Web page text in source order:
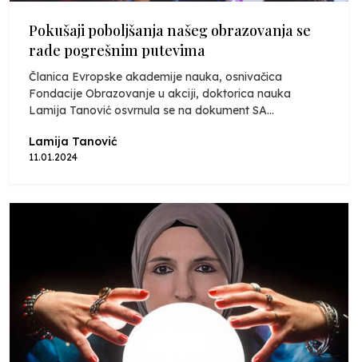
Pokušaji poboljšanja našeg obrazovanja se
rade pogrešnim putevima
Članica Evropske akademije nauka, osnivačica
Fondacije Obrazovanje u akciji, doktorica nauka
Lamija Tanović osvrnula se na dokument SA...
Lamija Tanović
11.01.2024